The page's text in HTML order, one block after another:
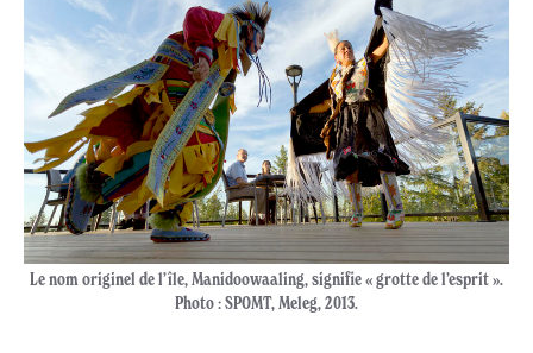
Le nom originel de l’île, Manidoowaaling, signifie « grotte de l’esprit ».
Photo : SPOMT, Meleg, 2013.